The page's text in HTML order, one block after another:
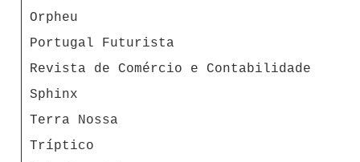
Orpheu
Portugal Futurista
Revista de Comércio e Contabilidade
Sphinx
Terra Nossa
Tríptico